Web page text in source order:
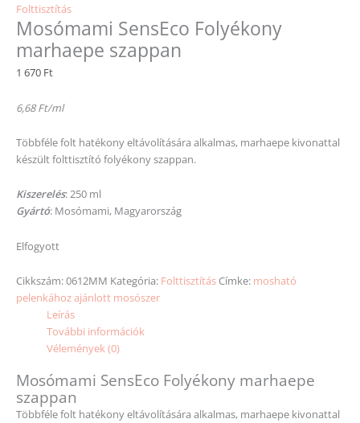
Folttisztítás
Mosómami SensEco Folyékony
marhaepe szappan
1 670 Ft
6,68 Ft/ml
Többféle folt hatékony eltávolítására alkalmas, marhaepe kivonattal
készült folttisztító folyékony szappan.
Kiszerelés: 250 ml
Gyártó: Mosómami, Magyarország
Elfogyott
Cikkszám:0612MM Kategória: Folttisztítás Címke: mosható
pelenkához ajánlott mosószer
Leírás
További információk
Vélemények (0)
Mosómami SensEco Folyékony marhaepe
szappan
Többféle folt hatékony eltávolítására alkalmas, marhaepe kivonattal